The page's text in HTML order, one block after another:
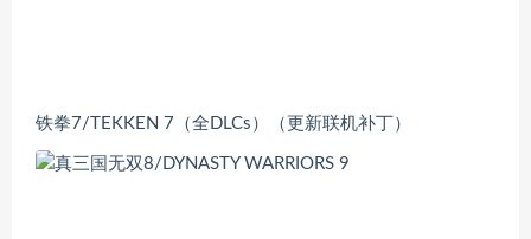
铁拳7/TEKKEN 7（全DLCs）（更新联机补丁）